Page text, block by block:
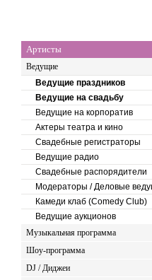
Артисты
Ведущие
Ведущие праздников
Ведущие на свадьбу
Ведущие на корпоратив
Актеры театра и кино
Свадебные регистраторы
Ведущие радио
Свадебные распорядители
Модераторы / Деловые
Камеди клаб (Comedy Club)
Ведущие аукционов
Музыкальная программа
Шоу-программа
DJ / Диджеи